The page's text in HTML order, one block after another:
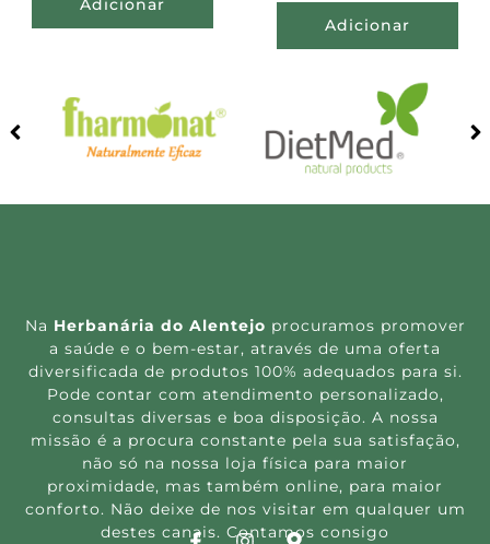
Adicionar
Adicionar
Na Herbanária do Alentejo procuramos promover
a saúde e o bem-estar, através de uma oferta
diversificada de produtos 100% adequados para si.
Pode contar com atendimento personalizado,
consultas diversas e boa disposição. A nossa
missão é a procura constante pela sua satisfação,
não só na nossa loja física para maior
proximidade, mas também online, para maior
conforto. Não deixe de nos visitar em qualquer um
destes canais. Contamos consigo